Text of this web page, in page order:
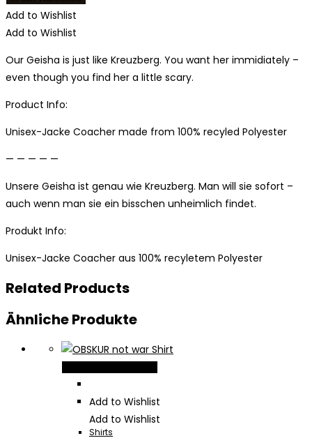
Add to Wishlist
Add to Wishlist
Our Geisha is just like Kreuzberg. You want her immidiately –
even though you find her a little scary.
Product Info:
Unisex-Jacke Coacher made from 100% recyled Polyester
— — — — —
Unsere Geisha ist genau wie Kreuzberg. Man will sie sofort –
auch wenn man sie ein bisschen unheimlich findet.
Produkt Info:
Unisex-Jacke Coacher aus 100% recyletem Polyester
Related Products
Ähnliche Produkte
weist
mehrere
Add to Wishlist
Add to Wishlist
Shirts